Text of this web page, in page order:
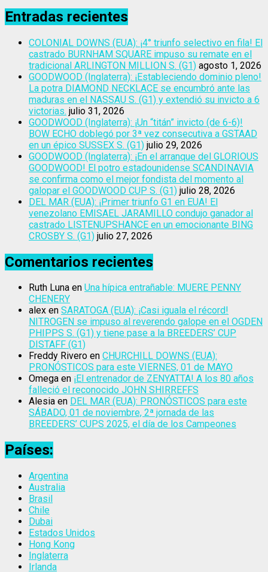
Entradas recientes
COLONIAL DOWNS (EUA): ¡4° triunfo selectivo en fila! El
castrado BURNHAM SQUARE impuso su remate en el
tradicional ARLINGTON MILLION S. (G1) agosto 1, 2026
GOODWOOD (Inglaterra): ¡Estableciendo dominio pleno!
La potra DIAMOND NECKLACE se encumbró ante las
maduras en el NASSAU S. (G1) y extendió su invicto a 6
victorias. julio 31, 2026
GOODWOOD (Inglaterra): ¡Un “titán” invicto (de 6-6)!
BOW ECHO doblegó por 3ª vez consecutiva a GSTAAD
en un épico SUSSEX S. (G1) julio 29, 2026
GOODWOOD (Inglaterra): ¡En el arranque del GLORIOUS
GOODWOOD! El potro estadounidense SCANDINAVIA
se confirma como el mejor fondista del momento al
galopar el GOODWOOD CUP S. (G1) julio 28, 2026
DEL MAR (EUA): ¡Primer triunfo G1 en EUA! El
venezolano EMISAEL JARAMILLO condujo ganador al
castrado LISTENUPSHANCE en un emocionante BING
CROSBY S. (G1) julio 27, 2026
Comentarios recientes
Ruth Luna en Una hípica entrañable: MUERE PENNY
CHENERY
alex en SARATOGA (EUA): ¡Casi iguala el récord!
NITROGEN se impuso al reverendo galope en el OGDEN
PHIPPS S. (G1) y tiene pase a la BREEDERS’ CUP
DISTAFF (G1)
Freddy Rivero en CHURCHILL DOWNS (EUA):
PRONÓSTICOS para este VIERNES, 01 de MAYO
Omega en ¡El entrenador de ZENYATTA! A los 80 años
falleció el reconocido JOHN SHIRREFFS
Alesia en DEL MAR (EUA): PRONÓSTICOS para este
SÁBADO, 01 de noviembre, 2ª jornada de las
BREEDERS’ CUPS 2025, el día de los Campeones
Países:
Argentina
Australia
Brasil
Chile
Dubai
Estados Unidos
Hong Kong
Inglaterra
Irlanda